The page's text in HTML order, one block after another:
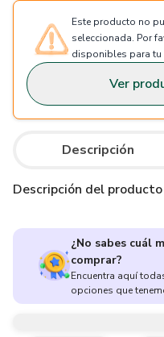
Este producto no
seleccionada. Por
disponibles para tu
Ver
Descripción
Descripción del producto
¿No sabes cuál
comprar?
Encuentra aquí
opciones que